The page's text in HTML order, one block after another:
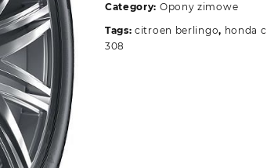
Category: Opony zimowe
Tags:citroen berlingo, honda
308